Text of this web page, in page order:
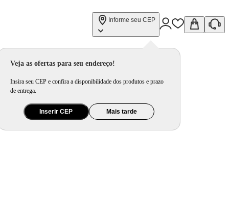
Informe seu CEP
Veja as ofertas para seu endereço!
Insira seu CEP e confira a disponibilidade dos produtos e prazo
de entrega.
Inserir CEP Mais tarde
AZ – 220 Volts